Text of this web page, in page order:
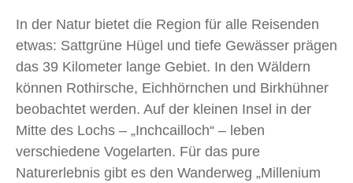
In der Natur bietet die Region für alle Reisenden
etwas: Sattgrüne Hügel und tiefe Gewässer prägen
das 39 Kilometer lange Gebiet. In den Wäldern
können Rothirsche, Eichhörnchen und Birkhühner
beobachtet werden. Auf der kleinen Insel in der
Mitte des Lochs – „Inchcailloch“ – leben
verschiedene Vogelarten. Für das pure
Naturerlebnis gibt es den Wanderweg „Millenium